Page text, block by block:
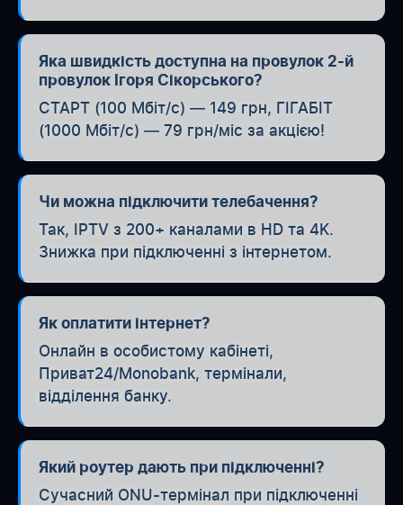
Яка швидкість доступна на провулок 2-й
провулок Ігоря Сікорського?
СТАРТ (100 Мбіт/с) — 149 грн, ГІГАБІТ
(1000 Мбіт/с) — 79 грн/міс за акцією!
Чи можна підключити телебачення?
Так, IPTV з 200+ каналами в HD та 4K.
Знижка при підключенні з інтернетом.
Як оплатити інтернет?
Онлайн в особистому кабінеті,
Приват24/Monobank, термінали,
відділення банку.
Який роутер дають при підключенні?
Сучасний ONU-термінал при підключенні